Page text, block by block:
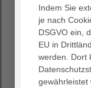
Anregungen
Basteln,
Indem Sie
je nach
DSGVO ein,
EU in
werden. Dort
gewährleistet